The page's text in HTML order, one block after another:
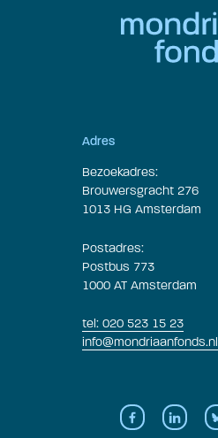
Adres
Bezoekadres:
Brouwersgracht 276
1013 HG Amsterdam
Postadres:
Postbus 773
1000 AT Amsterdam
tel: 020 523 15 23
info@mondriaanfonds.nl